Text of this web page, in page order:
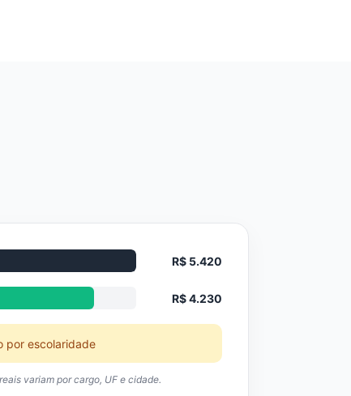
R$ 5.420
R$ 4.230
por escolaridade
variam por cargo, UF e cidade.